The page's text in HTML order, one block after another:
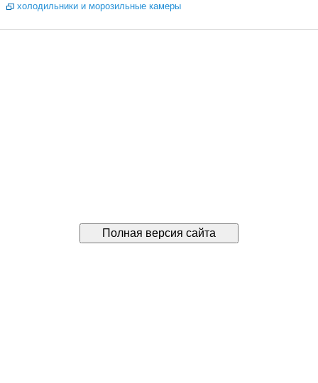
холодильники и морозильные камеры